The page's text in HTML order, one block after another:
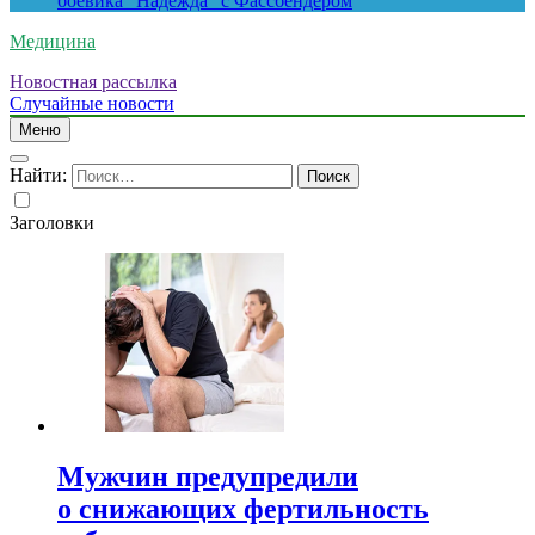
Медицина
Новостная рассылка
Случайные новости
Меню
Найти:
Заголовки
Мужчин предупредили
о снижающих фертильность